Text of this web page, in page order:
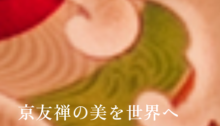
京友禅の美を世界へ